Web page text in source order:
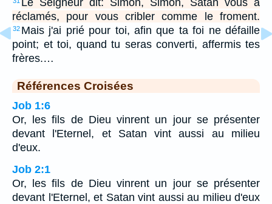
réclamés, pour vous cribler comme le froment.
32 Mais j'ai prié pour toi, afin que ta foi ne défaille
point; et toi, quand tu seras converti, affermis tes
frères.…
Références Croisées
Job 1:6
Or, les fils de Dieu vinrent un jour se présenter
devant l'Eternel, et Satan vint aussi au milieu
d'eux.
Job 2:1
Or, les fils de Dieu vinrent un jour se présenter
devant l'Eternel, et Satan vint aussi au milieu d'eux